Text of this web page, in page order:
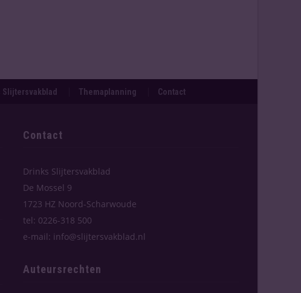
Themaplanning Contact
Contact
Drinks Slijtersvakblad
De Mossel 9
1723 HZ Noord-Scharwoude
tel: 0226-318 500
e-mail: info@slijtersvakblad.nl
Auteursrechten